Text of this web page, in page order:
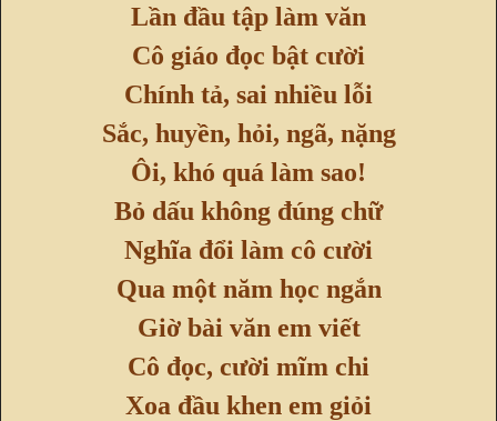
Lần đầu tập làm văn
Cô giáo đọc bật cười
Chính tả, sai nhiều lỗi
Sắc, huyền, hỏi, ngã, nặng
Ôi, khó quá làm sao!
Bỏ dấu không đúng chữ
Nghĩa đổi làm cô cười
Qua một năm học ngắn
Giờ bài văn em viết
Cô đọc, cười mĩm chi
Xoa đầu khen em giỏi